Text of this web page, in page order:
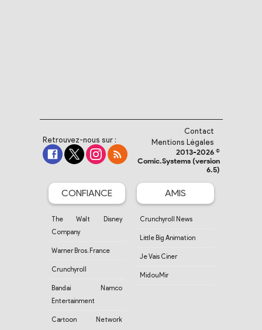
Retrouvez-nous sur :
Contact
Mentions Légales
2013-2026 ©
Comic.Systems (version
6.5)
CONFIANCE
The Walt Disney
Company
Warner Bros. France
Crunchyroll
Bandai Namco
Entertainment
Cartoon Network
AMIS
Crunchyroll News
Little Big Animation
Je Vais Ciner
MidouMir